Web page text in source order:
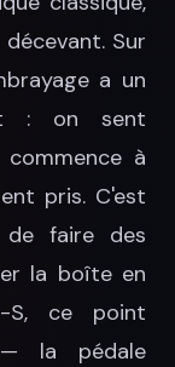
Sur
a un
: on sent
à
pris. C'est
faire des
la boîte en
S, ce point
la pédale